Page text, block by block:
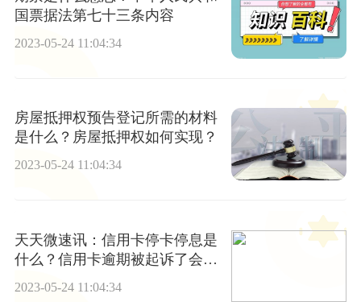
国票据法第七十三条内容
2023-05-24 11:04:34
房屋抵押权预告登记所需的材料
是什么？房屋抵押权如何实现？
2023-05-24 11:04:34
天天微速讯：信用卡停卡停息是
什么？信用卡逾期被起诉了会冻
2023-05-24 11:04:34